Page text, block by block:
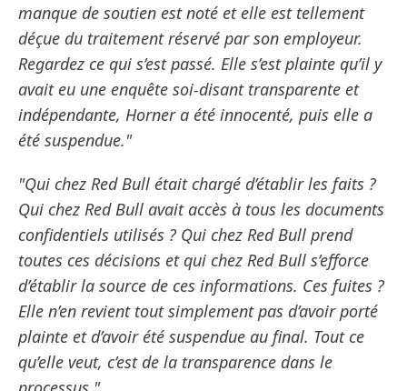
manque de soutien est noté et elle est tellement
déçue du traitement réservé par son employeur.
Regardez ce qui s’est passé. Elle s’est plainte qu’il y
avait eu une enquête soi-disant transparente et
indépendante, Horner a été innocenté, puis elle a
été suspendue."
"Qui chez Red Bull était chargé d’établir les faits ?
Qui chez Red Bull avait accès à tous les documents
confidentiels utilisés ? Qui chez Red Bull prend
toutes ces décisions et qui chez Red Bull s’efforce
d’établir la source de ces informations. Ces fuites ?
Elle n’en revient tout simplement pas d’avoir porté
plainte et d’avoir été suspendue au final. Tout ce
qu’elle veut, c’est de la transparence dans le